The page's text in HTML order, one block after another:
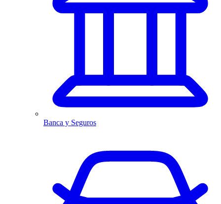
Banca y Seguros